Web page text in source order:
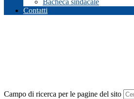
Bacheca sindacale
Contatti
Campo di ricerca per le pagine del sito